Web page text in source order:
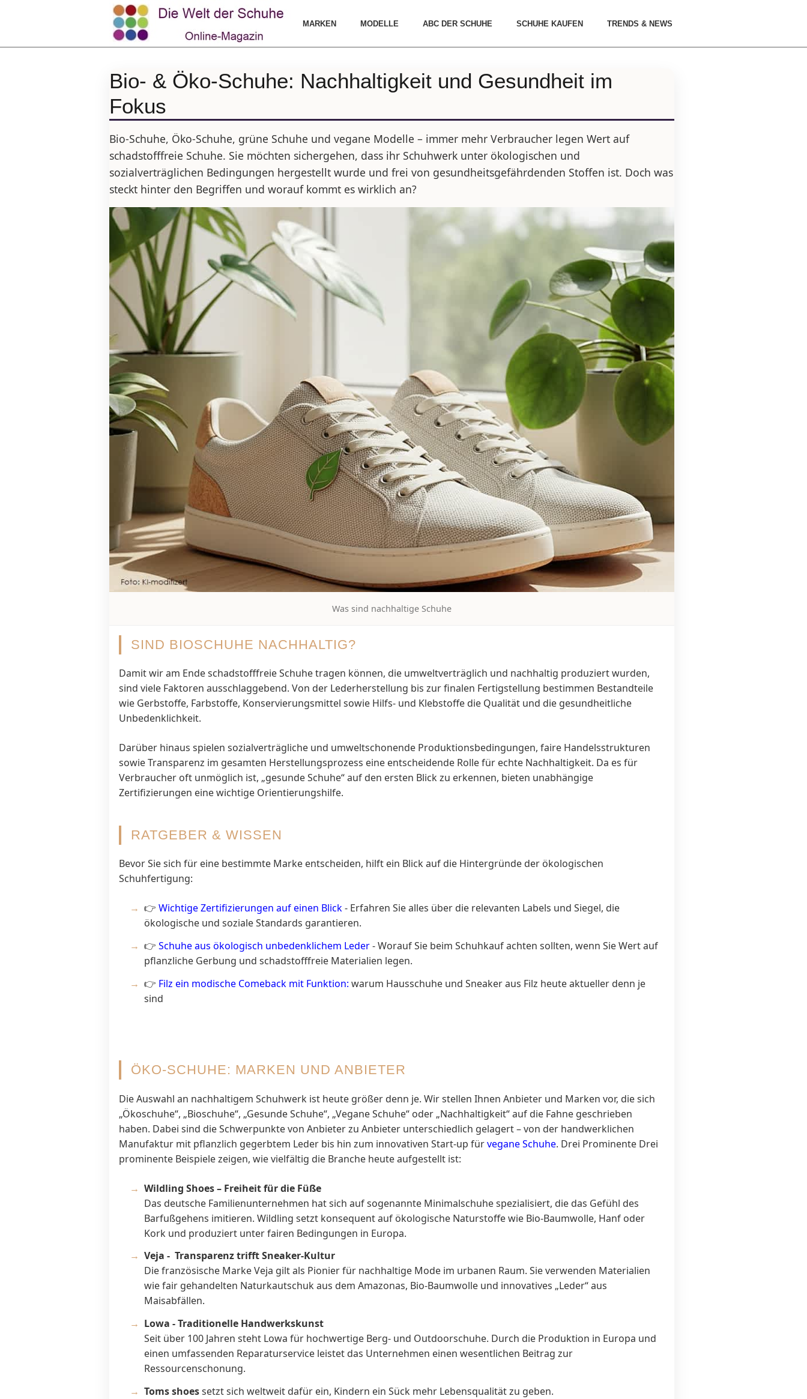
MARKEN MODELLE ABC DER SCHUHE SCHUHE KAUFEN TRENDS & NEWS
Bio- & Öko-Schuhe: Nachhaltigkeit und Gesundheit im
Fokus
Bio-Schuhe, Öko-Schuhe, grüne Schuhe und vegane Modelle – immer mehr Verbraucher legen Wert auf
schadstofffreie Schuhe. Sie möchten sichergehen, dass ihr Schuhwerk unter ökologischen und
sozialverträglichen Bedingungen hergestellt wurde und frei von gesundheitsgefährdenden Stoffen ist. Doch was
steckt hinter den Begriffen und worauf kommt es wirklich an?
Was sind nachhaltige Schuhe
SIND BIOSCHUHE NACHHALTIG?
Damit wir am Ende schadstofffreie Schuhe tragen können, die umweltverträglich und nachhaltig produziert wurden,
sind viele Faktoren ausschlaggebend. Von der Lederherstellung bis zur finalen Fertigstellung bestimmen Bestandteile
wie Gerbstoffe, Farbstoffe, Konservierungsmittel sowie Hilfs- und Klebstoffe die Qualität und die gesundheitliche
Unbedenklichkeit.
Darüber hinaus spielen sozialverträgliche und umweltschonende Produktionsbedingungen, faire Handelsstrukturen
sowie Transparenz im gesamten Herstellungsprozess eine entscheidende Rolle für echte Nachhaltigkeit. Da es für
Verbraucher oft unmöglich ist, „gesunde Schuhe“ auf den ersten Blick zu erkennen, bieten unabhängige
Zertifizierungen eine wichtige Orientierungshilfe.
RATGEBER & WISSEN
Bevor Sie sich für eine bestimmte Marke entscheiden, hilft ein Blick auf die Hintergründe der ökologischen
Schuhfertigung:
👉 Wichtige Zertifizierungen auf einen Blick- Erfahren Sie alles über die relevanten Labels und Siegel, die
ökologische und soziale Standards garantieren.
👉 Schuhe aus ökologisch unbedenklichem Leder- Worauf Sie beim Schuhkauf achten sollten, wenn Sie Wert auf
pflanzliche Gerbung und schadstofffreie Materialien legen.
👉 Filz ein modische Comeback mit Funktion: warum Hausschuhe und Sneaker aus Filz heute aktueller denn je
sind
ÖKO-SCHUHE: MARKEN UND ANBIETER
Die Auswahl an nachhaltigem Schuhwerk ist heute größer denn je. Wir stellen Ihnen Anbieter und Marken vor, die sich
„Ökoschuhe“, „Bioschuhe“, „Gesunde Schuhe“, „Vegane Schuhe“ oder „Nachhaltigkeit“ auf die Fahne geschrieben
haben. Dabei sind die Schwerpunkte von Anbieter zu Anbieter unterschiedlich gelagert – von der handwerklichen
Manufaktur mit pflanzlich gegerbtem Leder bis hin zum innovativen Start-up fürvegane Schuhe. Drei Prominente Drei
prominente Beispiele zeigen, wie vielfältig die Branche heute aufgestellt ist:
Wildling Shoes – Freiheit für die Füße
Das deutsche Familienunternehmen hat sich auf sogenannte Minimalschuhe spezialisiert, die das Gefühl des
Barfußgehens imitieren. Wildling setzt konsequent auf ökologische Naturstoffe wie Bio-Baumwolle, Hanf oder
Kork und produziert unter fairen Bedingungen in Europa.
Veja - Transparenz trifft Sneaker-Kultur
Die französische Marke Veja gilt als Pionier für nachhaltige Mode im urbanen Raum. Sie verwenden Materialien
wie fair gehandelten Naturkautschuk aus dem Amazonas, Bio-Baumwolle und innovatives „Leder“ aus
Maisabfällen.
Lowa - Traditionelle Handwerkskunst
Seit über 100 Jahren steht Lowa für hochwertige Berg- und Outdoorschuhe. Durch die Produktion in Europa und
einen umfassenden Reparaturservice leistet das Unternehmen einen wesentlichen Beitrag zur
Ressourcenschonung.
Toms shoessetzt sich weltweit dafür ein, Kindern ein Sück mehr Lebensqualität zu geben.